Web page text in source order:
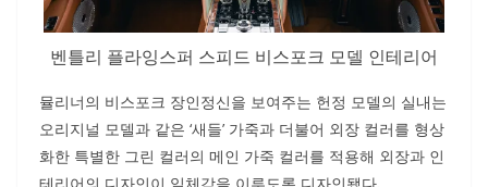
벤틀리 플라잉스퍼 스피드 비스포크 모델 인테리어
뮬리너의 비스포크 장인정신을 보여주는 헌정 모델의 실내는
오리지널 모델과 같은 ‘새들’ 가죽과 더불어 외장 컬러를 형상
화한 특별한 그린 컬러의 메인 가죽 컬러를 적용해 외장과 인